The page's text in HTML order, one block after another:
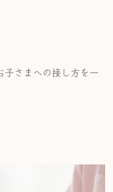
す。
す。
る検査を受けてみ
子さまへの接し方を一